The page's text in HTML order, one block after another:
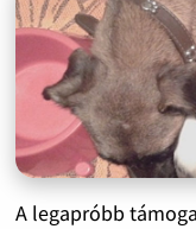
A legapróbb